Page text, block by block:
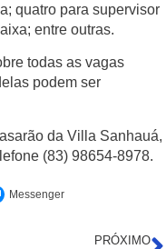
quatro para supervisor
entre outras.
todas as vagas
podem ser
da Villa Sanhauá,
(83) 98654-8978.
PRÓXIMO